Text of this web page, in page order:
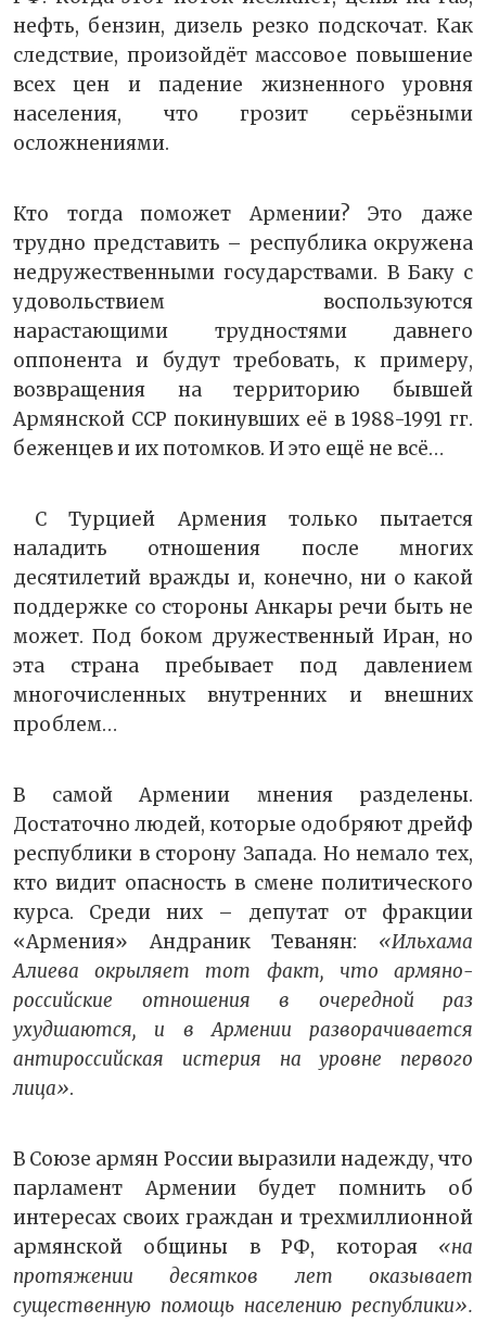
нефть, бензин, дизель резко подскочат. Как
следствие, произойдёт массовое повышение
всех цен и падение жизненного уровня
населения, что грозит серьёзными
осложнениями.
Кто тогда поможет Армении? Это даже
трудно представить – республика окружена
недружественными государствами. В Баку с
удовольствием воспользуются
нарастающими трудностями давнего
оппонента и будут требовать, к примеру,
возвращения на территорию бывшей
Армянской ССР покинувших её в 1988-1991 гг.
беженцев и их потомков. И это ещё не всё…
С Турцией Армения только пытается
наладить отношения после многих
десятилетий вражды и, конечно, ни о какой
поддержке со стороны Анкары речи быть не
может. Под боком дружественный Иран, но
эта страна пребывает под давлением
многочисленных внутренних и внешних
проблем…
В самой Армении мнения разделены.
Достаточно людей, которые одобряют дрейф
республики в сторону Запада. Но немало тех,
кто видит опасность в смене политического
курса. Среди них – депутат от фракции
«Армения» Андраник Теванян: «Ильхама
Алиева окрыляет тот факт, что армяно-
российские отношения в очередной раз
ухудшаются, и в Армении разворачивается
антироссийская истерия на уровне первого
лица».
В Союзе армян России выразили надежду, что
парламент Армении будет помнить об
интересах своих граждан и трехмиллионной
армянской общины в РФ, которая «на
протяжении десятков лет оказывает
существенную помощь населению республики».